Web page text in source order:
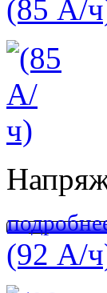
(85 А/
(92 А/